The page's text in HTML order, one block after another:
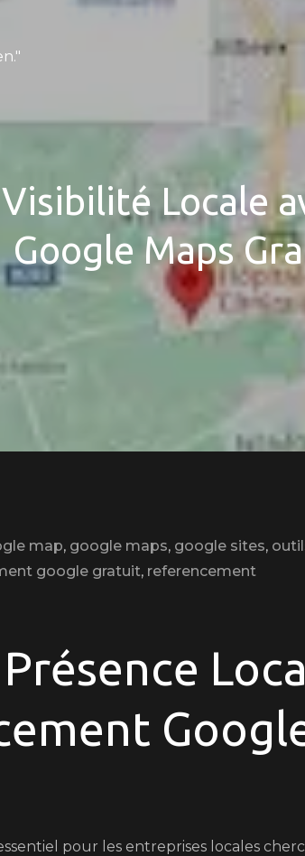
Locale
Google Maps
map, google maps, google sites,
google gratuit, referencement
pour les entreprises locales